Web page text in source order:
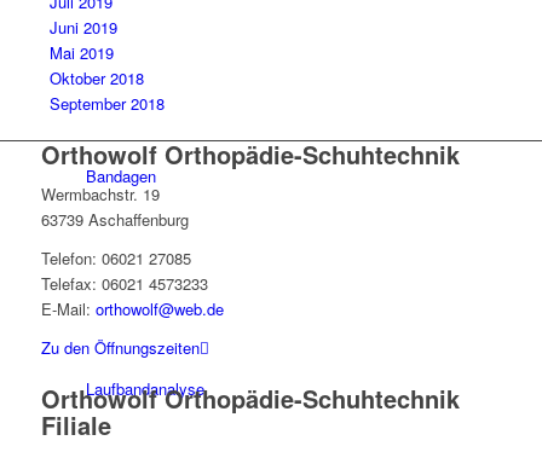
Bandagen
Laufbandanalyse
Juni 2019
Mai 2019
Oktober 2018
September 2018
Orthowolf Orthopädie-Schuhtechnik
Wermbachstr. 19
63739 Aschaffenburg
Telefon: 06021 27085
Telefax: 06021 4573233
E-Mail: orthowolf@web.de
Zu den Öffnungszeiten
Orthowolf Orthopädie-Schuhtechnik
Filiale